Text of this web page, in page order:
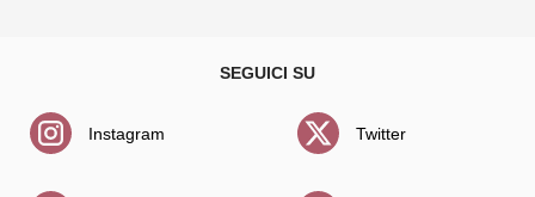
Instagram Twitter